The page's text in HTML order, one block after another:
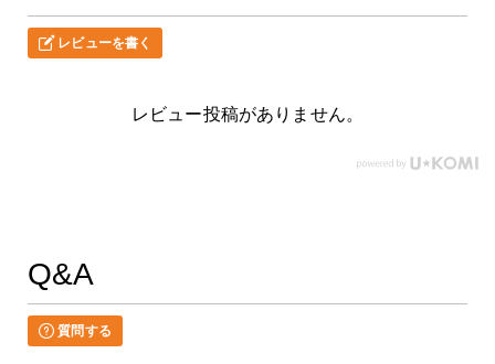
レビューを書く
レビュー投稿がありません。
Q&A
質問する